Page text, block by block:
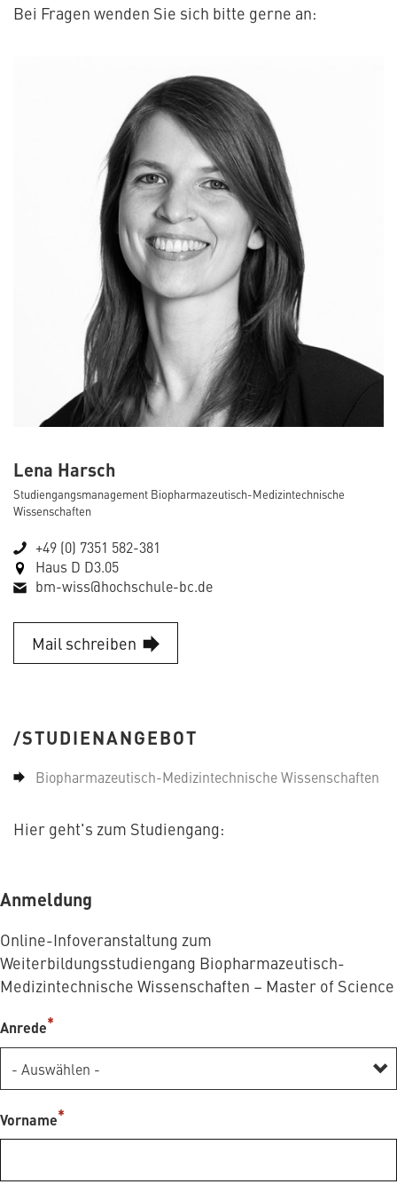
Bei Fragen wenden Sie sich bitte gerne an:
Lena Harsch
Studiengangsmanagement Biopharmazeutisch-Medizintechnische
Wissenschaften
+49 (0) 7351 582-381
Haus D D3.05
bm-wiss@hochschule-bc.de
Mail schreiben
STUDIENANGEBOT
Biopharmazeutisch-Medizintechnische Wissenschaften
Hier geht's zum Studiengang:
Anmeldung
Online-Infoveranstaltung zum
Weiterbildungsstudiengang Biopharmazeutisch-
Medizintechnische Wissenschaften – Master of Science
Anrede
Vorname